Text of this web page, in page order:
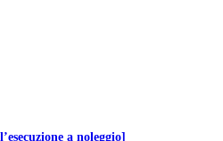
a noleggio]